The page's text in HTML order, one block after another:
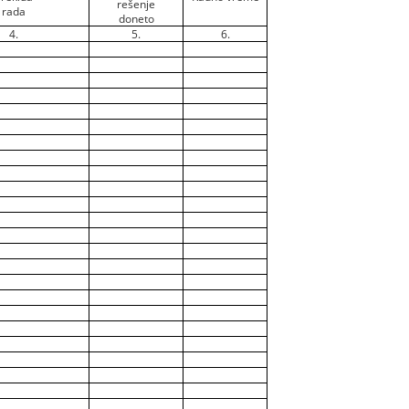
rada
rešenje
doneto
4. 5. 6.